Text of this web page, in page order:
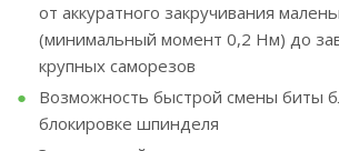
от аккуратного закручивания
(минимальный момент 0,2 Нм) до
крупных саморезов
Возможность быстрой смены биты
блокировке шпинделя